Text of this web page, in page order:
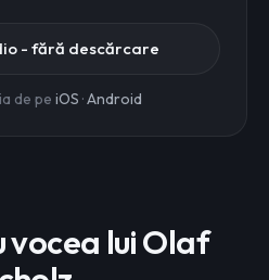
- fără descărcare
de pe iOS ·Android
vocea lui Olaf